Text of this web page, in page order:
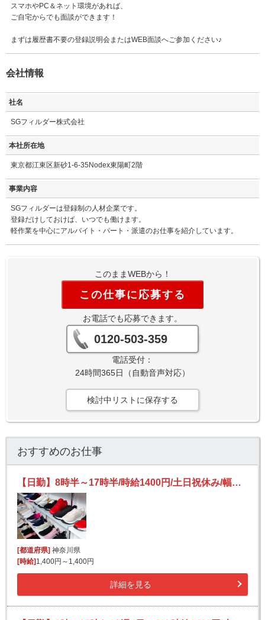
スマホやPC＆ネット環境があれば、
ご自宅からでも面談ができます！
まずは履歴書不要の登録説明会またはWEB面談へご参加ください♪
会社情報
社名
SGフィルダー株式会社
本社所在地
東京都江東区新砂1-6-35Nodex東陽町2階
事業内容
SGフィルダーは登録制の人材企業です。
登録だけしておけば、いつでも働けます。
軽作業を中心にアルバイト・パート・派遣のお仕事を紹介しています。
このままWEBから！
この仕事に応募する
お電話でも応募できます。
0120-503-359
電話受付：
24時間365日（自動音声対応）
検討中リストに保存する
おすすめのお仕事
【日勤】8時半～17時半/時給1400円/土日祝休み/幅広い年齢層活躍中/靴の製造・梱包・出荷
[都道府県] 神奈川県
[時給] 1,400円～1,400円
詳細を見る